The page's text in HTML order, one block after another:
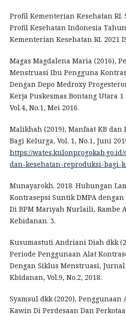
Profil Kementerian Kesehatan RI.
Profil Kesehatan Indonesia Tahun
Kementerian Kesehatan RI. 2021
Magas Magdalena Maria (2016),
Menstruasi Ibu Pengguna
Dengan Depo Medroxy
Kerja Puskesmas Bontang Utara
Vol.4, No.1, Mei 2016.
Malikhah (2019), Manfaat KB dan
Bagi Kelurga, Vol. 1, No.1, Juni
https://
dan-kesehatan-reproduksi-bagi-
Munayarokh. 2018. Hubungan
Kontrasepsi Suntik DMPA
Di BPM Mariyah Nurlaili, Rambe
Kebidanan. 3.
Kusumastuti Andriani Diah dkk
Periode Penggunaan Alat
Dengan Siklus Menstruasi,
Kbidanan, Vol.9, No.2, 2018.
Syamsul dkk (2020), Penggunaan
Kawin Di Perdesaan Dan